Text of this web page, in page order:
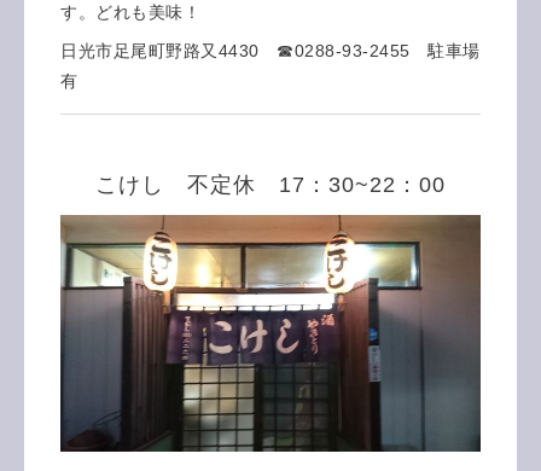
す。どれも美味！
日光市足尾町野路又4430 ☎0288-93-2455 駐車場
有
こけし 不定休 17：30~22：00